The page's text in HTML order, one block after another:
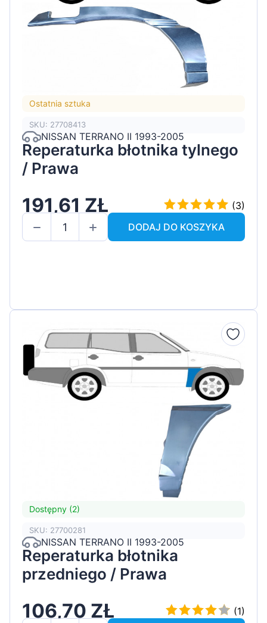
Ostatnia sztuka
SKU: 27708413
NISSAN TERRANO II 1993-2005
Reperaturka błotnika tylnego
/ Prawa
191,61 ZŁ
(3)
DODAJ DO KOSZYKA
Dostępny (2)
SKU: 27700281
NISSAN TERRANO II 1993-2005
Reperaturka błotnika
przedniego / Prawa
106,70 ZŁ
(1)